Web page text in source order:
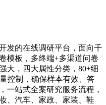
发的在线调研平台，面向千
模板，多终端+多渠道问卷
大，四大属性分类，80+细
控制，确保样本有效、答
一站式全案研究服务流程，
、汽车、家政、家装、鞋